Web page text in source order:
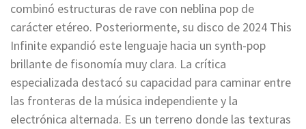
combinó estructuras de rave con neblina pop de
carácter etéreo. Posteriormente, su disco de 2024 This
Infinite expandió este lenguaje hacia un synth-pop
brillante de fisonomía muy clara. La crítica
especializada destacó su capacidad para caminar entre
las fronteras de la música independiente y la
electrónica alternada. Es un terreno donde las texturas